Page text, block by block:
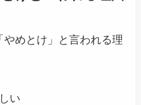
めとけ」と言われる理
い